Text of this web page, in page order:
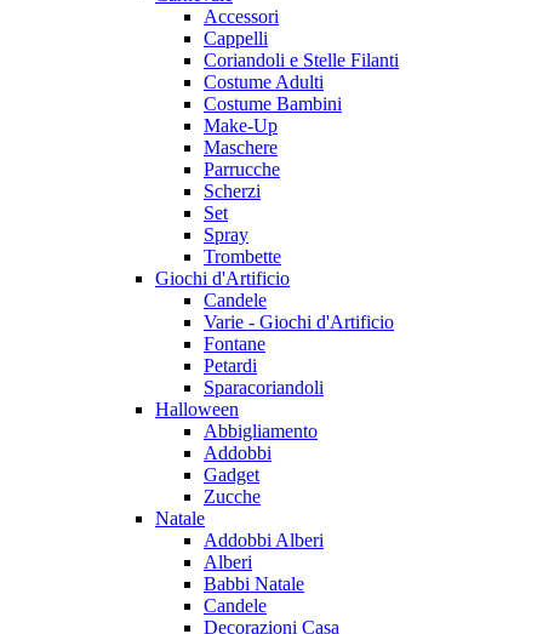
Accessori
Cappelli
Coriandoli e Stelle Filanti
Costume Adulti
Costume Bambini
Make-Up
Maschere
Parrucche
Scherzi
Set
Spray
Trombette
Giochi d'Artificio
Candele
Varie - Giochi d'Artificio
Fontane
Petardi
Sparacoriandoli
Halloween
Abbigliamento
Addobbi
Gadget
Zucche
Natale
Addobbi Alberi
Alberi
Babbi Natale
Candele
Decorazioni Casa